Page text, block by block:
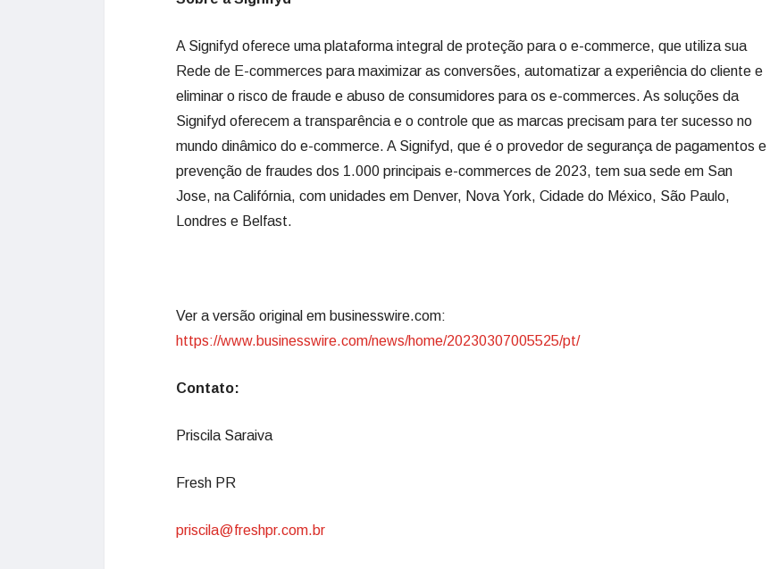
A Signifyd oferece uma plataforma integral de proteção para o e-commerce, que utiliza sua
Rede de E-commerces para maximizar as conversões, automatizar a experiência do cliente e
eliminar o risco de fraude e abuso de consumidores para os e-commerces. As soluções da
Signifyd oferecem a transparência e o controle que as marcas precisam para ter sucesso no
mundo dinâmico do e-commerce. A Signifyd, que é o provedor de segurança de pagamentos e
prevenção de fraudes dos 1.000 principais e-commerces de 2023, tem sua sede em San
Jose, na Califórnia, com unidades em Denver, Nova York, Cidade do México, São Paulo,
Londres e Belfast.
Ver a versão original em businesswire.com:
https://www.businesswire.com/news/home/20230307005525/pt/
Contato:
Priscila Saraiva
Fresh PR
priscila@freshpr.com.br